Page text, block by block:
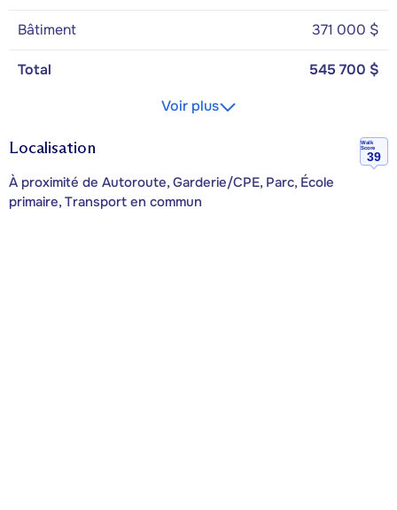
Bâtiment 371 000 $
Total
545 700 $
Voir plus
Localisation
Walk
Score
39
À proximité de Autoroute, Garderie/CPE, Parc, École
primaire, Transport en commun